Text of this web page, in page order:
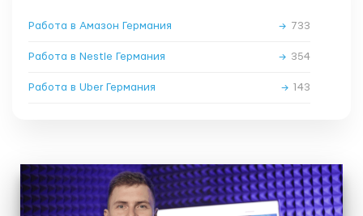
Работа в Амазон Германия → 733
Работа в Nestle Германия → 354
Работа в Uber Германия → 143